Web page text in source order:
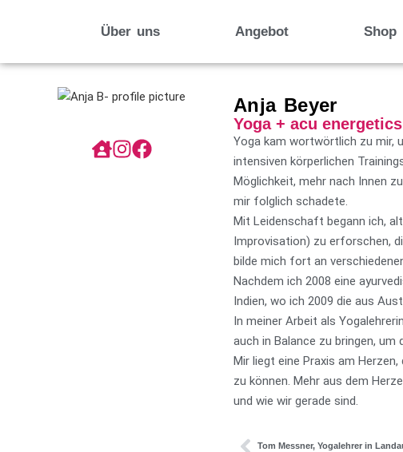
Über uns Angebot Shop
Anja Beyer
Yoga + acu energetics
Yoga kam wortwörtlich zu mir,
intensiven körperlichen
Möglichkeit, mehr nach Innen
mir folglich schadete.
Mit Leidenschaft begann ich,
Improvisation) zu erforschen,
bilde mich fort an
Nachdem ich 2008 eine
Indien, wo ich 2009 die aus
In meiner Arbeit als
auch in Balance zu bringen,
Mir liegt eine Praxis am
zu können. Mehr aus dem
und wie wir gerade sind.
Tom Messner, Yogalehrer in